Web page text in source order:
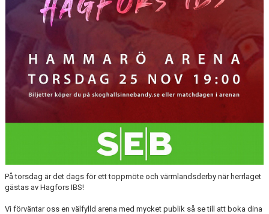
På torsdag är det dags för ett toppmöte och värmlandsderby när herrlaget
gästas av Hagfors IBS!
Vi förväntar oss en välfylld arena med mycket publik så se till att boka dina